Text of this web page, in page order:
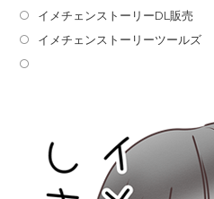
イメチェンストーリーDL販売
イメチェンストーリーツールズ